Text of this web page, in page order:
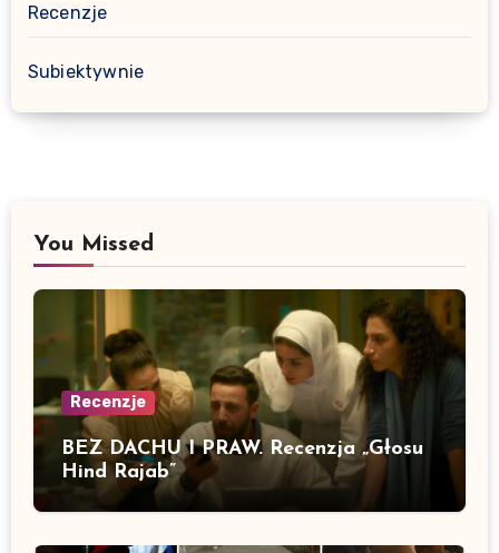
Recenzje
Subiektywnie
You Missed
Recenzje
BEZ DACHU I PRAW. Recenzja „Głosu
Hind Rajab”